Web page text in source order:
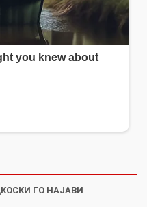
ГО НАЈАВИ